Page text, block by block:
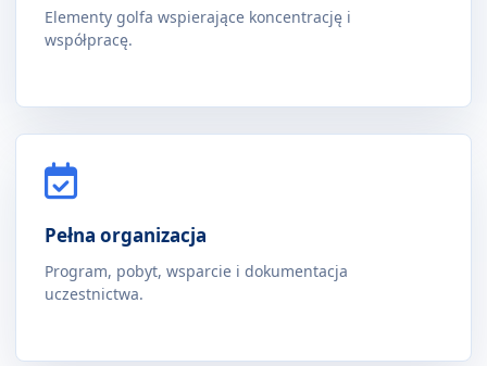
Elementy golfa wspierające koncentrację i
współpracę.
Pełna organizacja
Program, pobyt, wsparcie i dokumentacja
uczestnictwa.